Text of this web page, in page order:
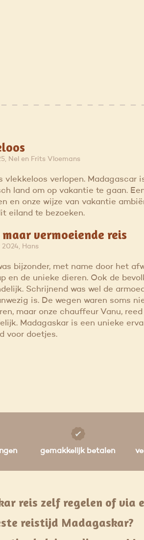
Nel en Frits Vloemans
vlekkeloos verlopen. Madagascar
land om op vakantie te gaan.
en onze wijze van vakantie
eiland te bezoeken.
vermoeiende reis
2024, Hans
bijzonder, met name door het
en de unieke dieren. Ook de
Schrijnend was wel de
is. De wegen waren soms
maar onze chauffeur Vanu, reed
Madagaskar is een unieke
voor doetjes.
gemakkelijk betalen
reis zelf regelen of via
reistijd Madagaskar?